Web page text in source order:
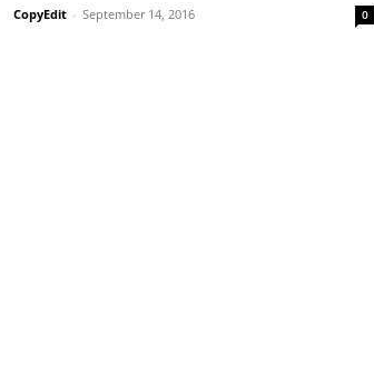
CopyEdit - September 14, 2016 0